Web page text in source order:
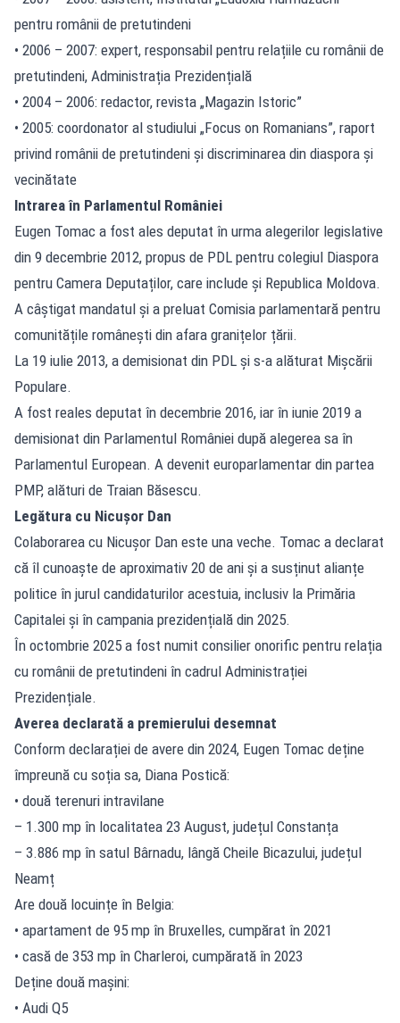
pentru românii de pretutindeni
• 2006 – 2007: expert, responsabil pentru relațiile cu românii de
pretutindeni, Administrația Prezidențială
• 2004 – 2006: redactor, revista „Magazin Istoric”
• 2005: coordonator al studiului „Focus on Romanians”, raport
privind românii de pretutindeni și discriminarea din diaspora și
vecinătate
Intrarea în Parlamentul României
Eugen Tomac a fost ales deputat în urma alegerilor legislative
din 9 decembrie 2012, propus de PDL pentru colegiul Diaspora
pentru Camera Deputaților, care include și Republica Moldova.
A câștigat mandatul și a preluat Comisia parlamentară pentru
comunitățile românești din afara granițelor țării.
La 19 iulie 2013, a demisionat din PDL și s-a alăturat Mișcării
Populare.
A fost reales deputat în decembrie 2016, iar în iunie 2019 a
demisionat din Parlamentul României după alegerea sa în
Parlamentul European. A devenit europarlamentar din partea
PMP, alături de Traian Băsescu.
Legătura cu Nicușor Dan
Colaborarea cu Nicușor Dan este una veche. Tomac a declarat
că îl cunoaște de aproximativ 20 de ani și a susținut alianțe
politice în jurul candidaturilor acestuia, inclusiv la Primăria
Capitalei și în campania prezidențială din 2025.
În octombrie 2025 a fost numit consilier onorific pentru relația
cu românii de pretutindeni în cadrul Administrației
Prezidențiale.
Averea declarată a premierului desemnat
Conform declarației de avere din 2024, Eugen Tomac deține
împreună cu soția sa, Diana Postică:
• două terenuri intravilane
– 1.300 mp în localitatea 23 August, județul Constanța
– 3.886 mp în satul Bârnadu, lângă Cheile Bicazului, județul
Neamț
Are două locuințe în Belgia:
• apartament de 95 mp în Bruxelles, cumpărat în 2021
• casă de 353 mp în Charleroi, cumpărată în 2023
Deține două mașini:
• Audi Q5